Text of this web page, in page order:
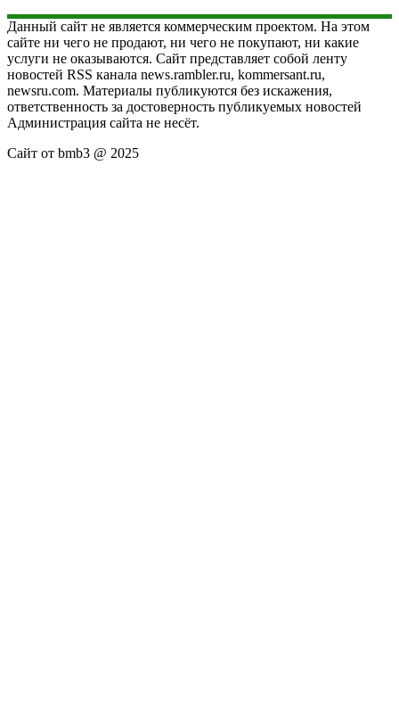
Данный сайт не является коммерческим проектом. На этом
сайте ни чего не продают, ни чего не покупают, ни какие
услуги не оказываются. Сайт представляет собой ленту
новостей RSS канала news.rambler.ru, kommersant.ru,
newsru.com. Материалы публикуются без искажения,
ответственность за достоверность публикуемых новостей
Администрация сайта не несёт.
Сайт от bmb3 @ 2025